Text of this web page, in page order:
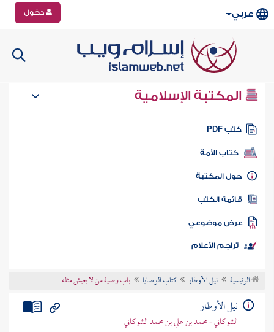
عربي دخول
المكتبة الإسلامية
كتب PDF
كتاب الأمة
المكتبة
الكتب
موضوعي
تراجم الأعلام
الرئيسية نيل الأوطار كتاب الوصايا باب وصية من لا يعيش مثله
نيل الأوطار
الشوكاني - محمد بن علي بن محمد الشوكاني